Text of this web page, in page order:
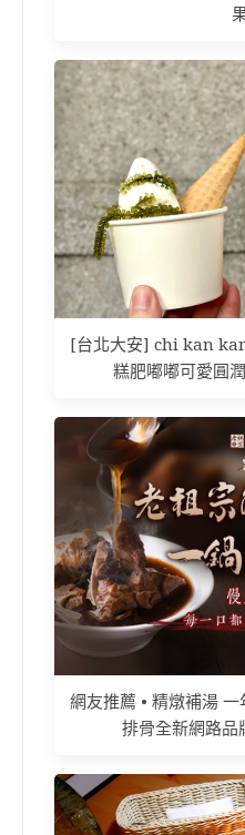
[台北大安] chi kan
糕肥嘟嘟可愛圓
網友推薦 • 精燉補湯
排骨全新網路品